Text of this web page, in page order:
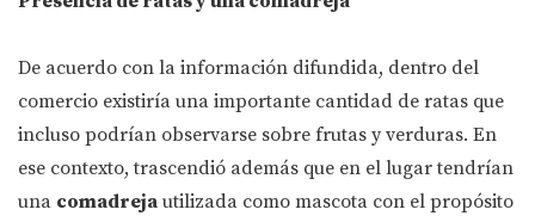
De acuerdo con la información difundida, dentro del
comercio existiría una importante cantidad de ratas que
incluso podrían observarse sobre frutas y verduras. En
ese contexto, trascendió además que en el lugar tendrían
una comadreja utilizada como mascota con el propósito